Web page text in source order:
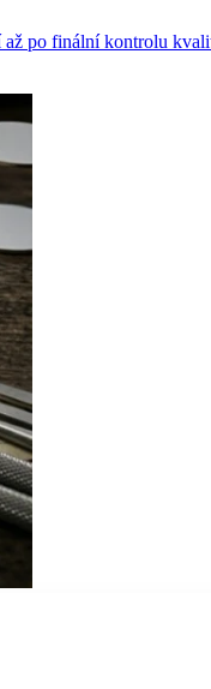
po finální kontrolu